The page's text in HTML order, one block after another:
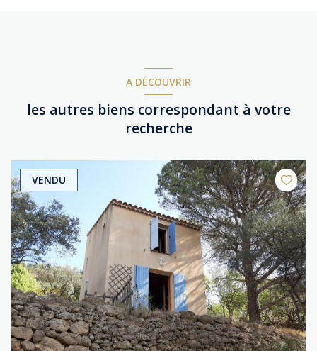
A DÉCOUVRIR
les autres biens correspondant à votre
recherche
VENDU